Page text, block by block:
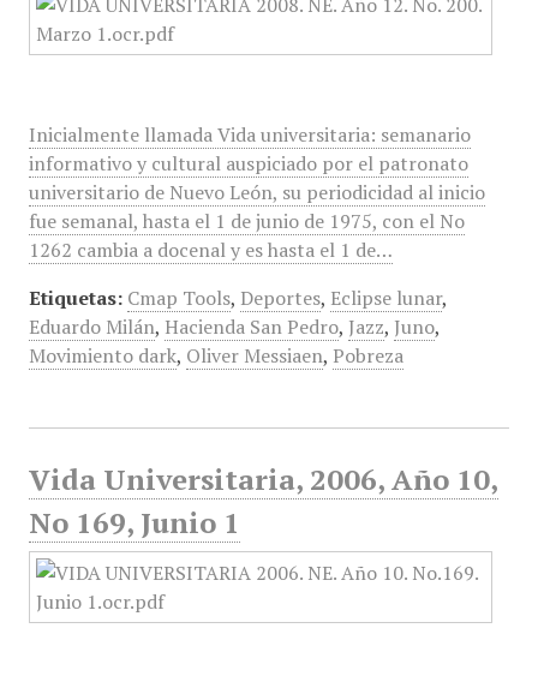
Inicialmente llamada Vida universitaria: semanario
informativo y cultural auspiciado por el patronato
universitario de Nuevo León, su periodicidad al inicio
fue semanal, hasta el 1 de junio de 1975, con el No
1262 cambia a docenal y es hasta el 1 de…
Etiquetas: Cmap Tools, Deportes, Eclipse lunar,
Eduardo Milán, Hacienda San Pedro, Jazz, Juno,
Movimiento dark, Oliver Messiaen, Pobreza
Vida Universitaria, 2006, Año 10,
No 169, Junio 1